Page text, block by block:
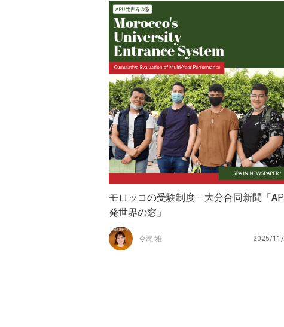
モロッコの受験制度－大分合同新聞「
発世界の窓」
今瀬 雅 2025/